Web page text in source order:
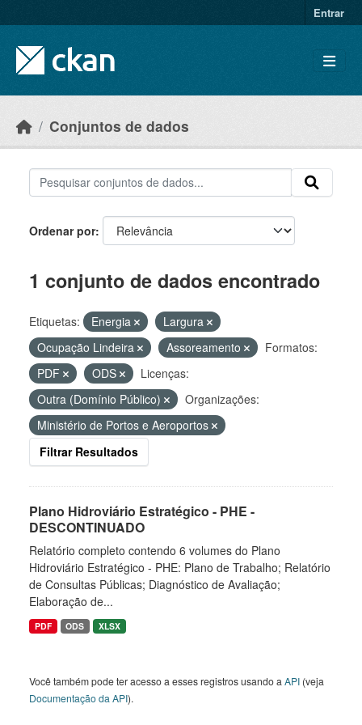
Entrar
Conjuntos de dados
Ordenar por
1 conjunto de dados encontrado
Etiquetas: Energia
Largura
Ocupação Lindeira
Assoreamento
Formatos:
PDF
ODS
Licenças:
Outra (Domínio Público)
Organizações:
Ministério de Portos e Aeroportos
Filtrar Resultados
Plano Hidroviário Estratégico - PHE -
DESCONTINUADO
Relatório completo contendo 6 volumes do Plano
Hidroviário Estratégico - PHE: Plano de Trabalho; Relatório
de Consultas Públicas; Diagnóstico de Avaliação;
Elaboração de...
PDF ODS XLSX
Você também pode ter acesso a esses registros usando a API (veja
Documentação da API).